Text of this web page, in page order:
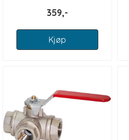
359,-
Kjøp